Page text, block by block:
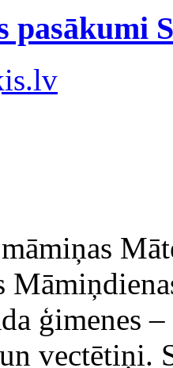
pasākumi
ģimenes
vectētiņi.